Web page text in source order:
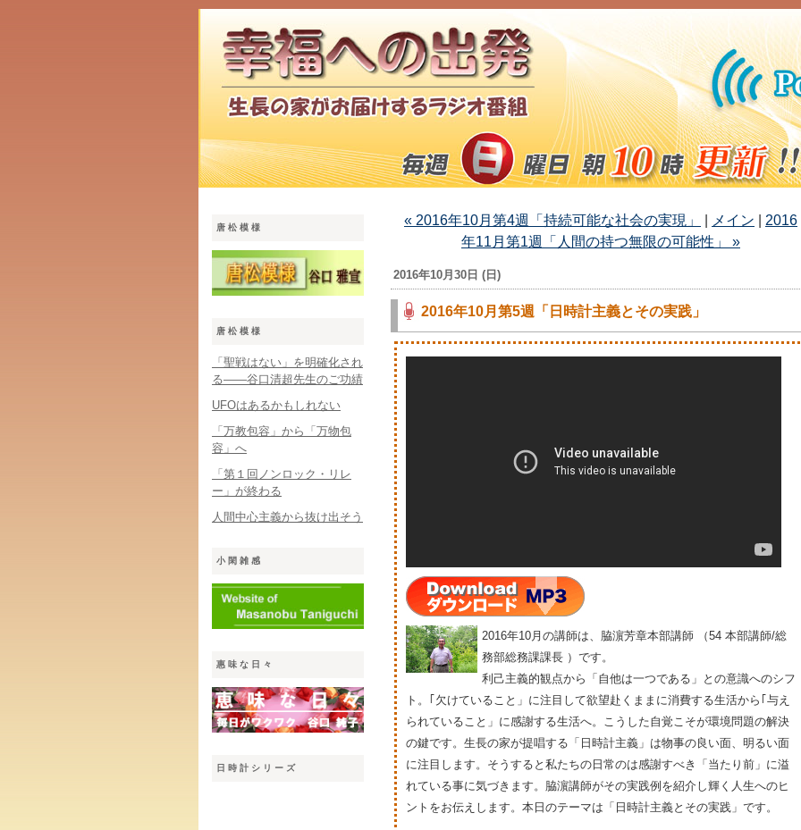
唐松模様
唐松模様
「聖戦はない」を明確化され
る――谷口清超先生のご功績
UFOはあるかもしれない
「万教包容」から「万物包
容」へ
「第１回ノンロック・リレ
ー」が終わる
人間中心主義から抜け出そう
小閑雑感
惠味な日々
日時計シリーズ
« 2016年10月第4週「持続可能な社会の実現」 メイン
2016
年11月第1週「人間の持つ無限の可能性」 »
2016年10月30日 (日)
2016年10月第5週「日時計主義とその実践」
2016年10月の講師は、脇濵芳章本部講師 （54 本部講師/総
務部総務課課長 ）です。
利己主義的観点から「自他は一つである」との意識へのシフ
ト。｢欠けていること」に注目して欲望赴くままに消費する生活から｢与え
られていること」に感謝する生活へ。こうした自覚こそが環境問題の解決
の鍵です。生長の家が提唱する「日時計主義」は物事の良い面、明るい面
に注目します。そうすると私たちの日常のは感謝すべき「当たり前」に溢
れている事に気づきます。脇濵講師がその実践例を紹介し輝く人生へのヒ
ントをお伝えします。本日のテーマは「日時計主義とその実践」です。